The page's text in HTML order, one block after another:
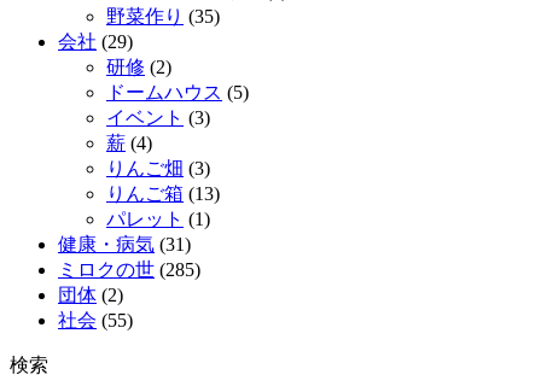
野菜作り (35)
会社 (29)
研修 (2)
ドームハウス (5)
イベント (3)
薪 (4)
りんご畑 (3)
りんご箱 (13)
パレット (1)
健康・病気 (31)
ミロクの世 (285)
団体 (2)
社会 (55)
検索